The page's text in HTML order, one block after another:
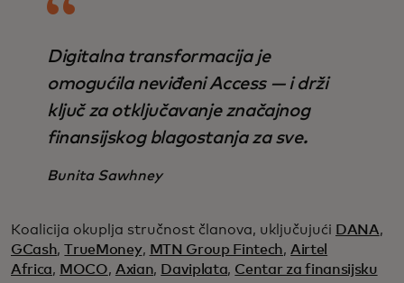
Digitalna transformacija je
omogućila neviđeni Access — i drži
ključ za otključavanje značajnog
finansijskog blagostanja za sve.
Bunita Sawhney
Koalicija okuplja stručnost članova, uključujući DANA,
GCash,TrueMoney, MTN Group Fintech, Airtel
Africa, MOCO, Axian, Daviplata, Centar za finansijsku